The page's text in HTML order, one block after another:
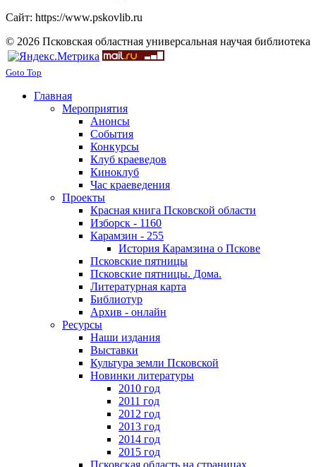
Сайт: https://www.pskovlib.ru
© 2026 Псковская областная универсальная научая библиотека
Goto Top
Главная
Мероприятия
Анонсы
События
Конкурсы
Клуб краеведов
Киноклуб
Час краеведения
Проекты
Красная книга Псковской области
Изборск - 1160
Карамзин - 255
История Карамзина о Пскове
Псковские пятницы
Псковские пятницы. Дома.
Литературная карта
Библиотур
Архив - онлайн
Ресурсы
Наши издания
Выставки
Культура земли Псковской
Новинки литературы
2010 год
2011 год
2012 год
2013 год
2014 год
2015 год
Псковская область на страницах